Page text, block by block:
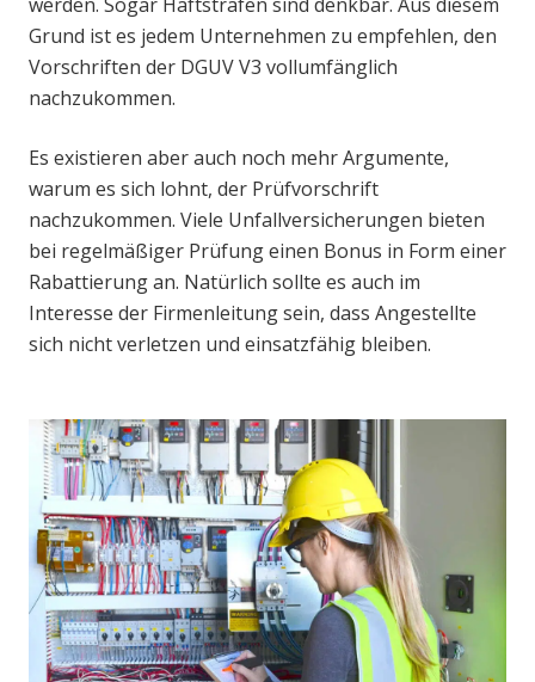
Grund ist es jedem Unternehmen zu empfehlen, den
Vorschriften der DGUV V3 vollumfänglich
nachzukommen.
Es existieren aber auch noch mehr Argumente,
warum es sich lohnt, der Prüfvorschrift
nachzukommen. Viele Unfallversicherungen bieten
bei regelmäßiger Prüfung einen Bonus in Form einer
Rabattierung an. Natürlich sollte es auch im
Interesse der Firmenleitung sein, dass Angestellte
sich nicht verletzen und einsatzfähig bleiben.